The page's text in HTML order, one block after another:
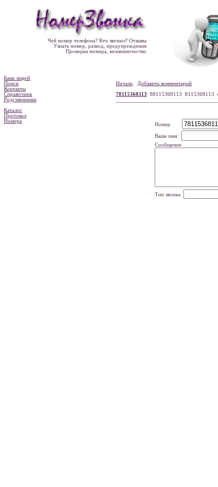
Чей номер телефона? Кто звонил? Отзывы
Узнать номер, развод, предупреждения
Проверка номера, мошенничество
Банк людей
Поиск
Контакты
Справочник
Родственники
Каталог
Протокол
Номера
Начало
Добавить комментарий
78115368113 88115368113 8115368113
Номер
Ваше имя
Сообщение
Тип звонка